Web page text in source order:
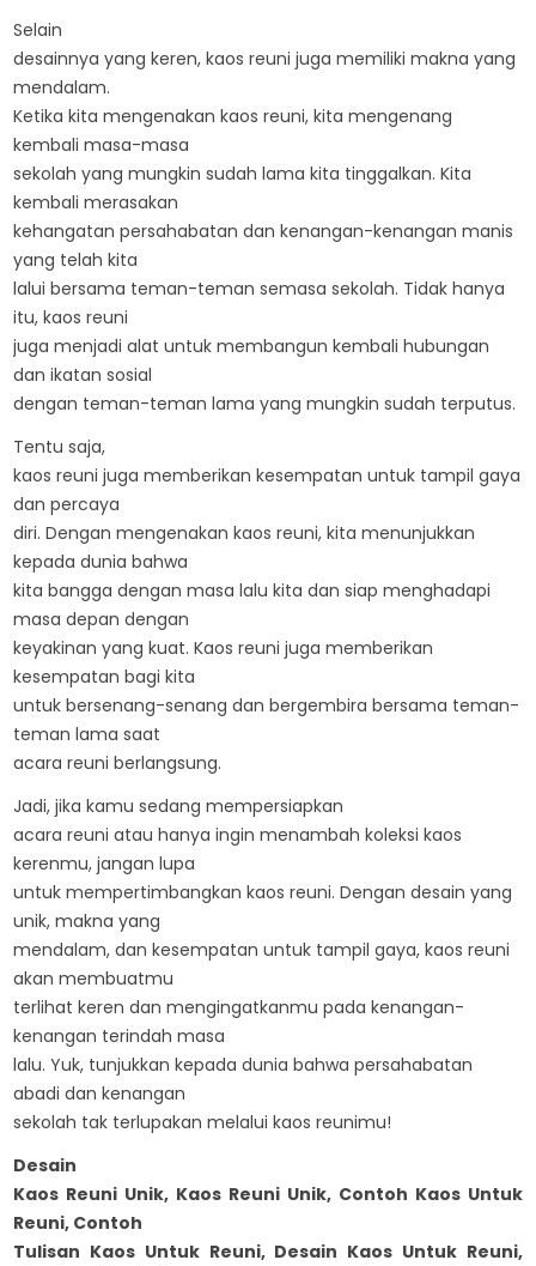
Selain
desainnya yang keren, kaos reuni juga memiliki makna yang
mendalam.
Ketika kita mengenakan kaos reuni, kita mengenang
kembali masa-masa
sekolah yang mungkin sudah lama kita tinggalkan. Kita
kembali merasakan
kehangatan persahabatan dan kenangan-kenangan manis
yang telah kita
lalui bersama teman-teman semasa sekolah. Tidak hanya
itu, kaos reuni
juga menjadi alat untuk membangun kembali hubungan
dan ikatan sosial
dengan teman-teman lama yang mungkin sudah terputus.
Tentu saja,
kaos reuni juga memberikan kesempatan untuk tampil gaya
dan percaya
diri. Dengan mengenakan kaos reuni, kita menunjukkan
kepada dunia bahwa
kita bangga dengan masa lalu kita dan siap menghadapi
masa depan dengan
keyakinan yang kuat. Kaos reuni juga memberikan
kesempatan bagi kita
untuk bersenang-senang dan bergembira bersama teman-
teman lama saat
acara reuni berlangsung.
Jadi, jika kamu sedang mempersiapkan
acara reuni atau hanya ingin menambah koleksi kaos
kerenmu, jangan lupa
untuk mempertimbangkan kaos reuni. Dengan desain yang
unik, makna yang
mendalam, dan kesempatan untuk tampil gaya, kaos reuni
akan membuatmu
terlihat keren dan mengingatkanmu pada kenangan-
kenangan terindah masa
lalu. Yuk, tunjukkan kepada dunia bahwa persahabatan
abadi dan kenangan
sekolah tak terlupakan melalui kaos reunimu!
Desain
Kaos Reuni Unik, Kaos Reuni Unik, Contoh Kaos Untuk
Reuni, Contoh
Tulisan Kaos Untuk Reuni, Desain Kaos Untuk Reuni,